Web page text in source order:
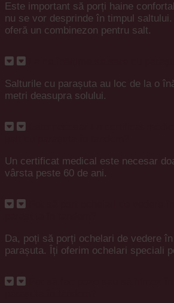
Este important să porți haine
nu se vor desprinde în timpul
oferă un combinezon pentru salt.
Salturile cu parașuta au loc de la o
metri deasupra solului.
Un certificat medical este necesar
vârsta peste 60 de ani.
Da, poți să porți ochelari de vedere
parașuta. Îți oferim ochelari speciali